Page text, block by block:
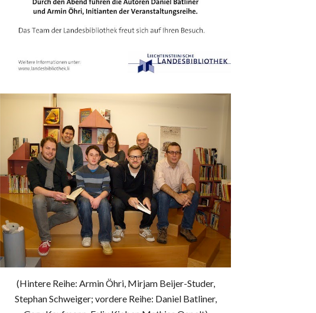
(Hintere Reihe: Armin Öhri, Mirjam Beijer-Studer,
Stephan Schweiger; vordere Reihe: Daniel Batliner,